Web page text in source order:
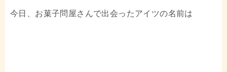
今日、お菓子問屋さんで出会ったアイツの名前は